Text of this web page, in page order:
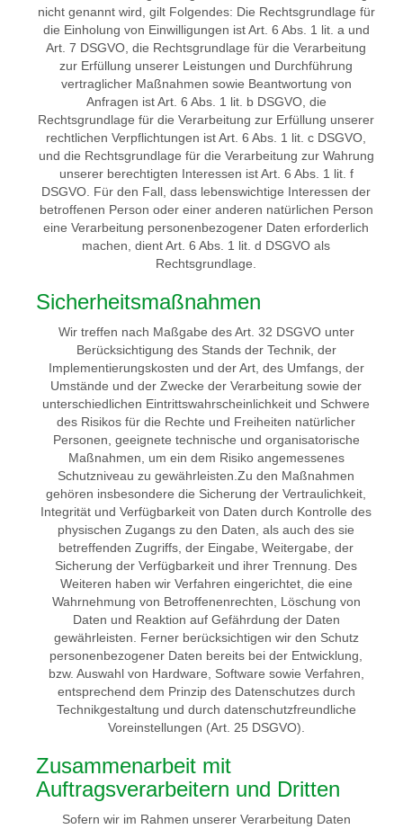
nicht genannt wird, gilt Folgendes: Die Rechtsgrundlage für
die Einholung von Einwilligungen ist Art. 6 Abs. 1 lit. a und
Art. 7 DSGVO, die Rechtsgrundlage für die Verarbeitung
zur Erfüllung unserer Leistungen und Durchführung
vertraglicher Maßnahmen sowie Beantwortung von
Anfragen ist Art. 6 Abs. 1 lit. b DSGVO, die
Rechtsgrundlage für die Verarbeitung zur Erfüllung unserer
rechtlichen Verpflichtungen ist Art. 6 Abs. 1 lit. c DSGVO,
und die Rechtsgrundlage für die Verarbeitung zur Wahrung
unserer berechtigten Interessen ist Art. 6 Abs. 1 lit. f
DSGVO. Für den Fall, dass lebenswichtige Interessen der
betroffenen Person oder einer anderen natürlichen Person
eine Verarbeitung personenbezogener Daten erforderlich
machen, dient Art. 6 Abs. 1 lit. d DSGVO als
Rechtsgrundlage.
Sicherheitsmaßnahmen
Wir treffen nach Maßgabe des Art. 32 DSGVO unter
Berücksichtigung des Stands der Technik, der
Implementierungskosten und der Art, des Umfangs, der
Umstände und der Zwecke der Verarbeitung sowie der
unterschiedlichen Eintrittswahrscheinlichkeit und Schwere
des Risikos für die Rechte und Freiheiten natürlicher
Personen, geeignete technische und organisatorische
Maßnahmen, um ein dem Risiko angemessenes
Schutzniveau zu gewährleisten.Zu den Maßnahmen
gehören insbesondere die Sicherung der Vertraulichkeit,
Integrität und Verfügbarkeit von Daten durch Kontrolle des
physischen Zugangs zu den Daten, als auch des sie
betreffenden Zugriffs, der Eingabe, Weitergabe, der
Sicherung der Verfügbarkeit und ihrer Trennung. Des
Weiteren haben wir Verfahren eingerichtet, die eine
Wahrnehmung von Betroffenenrechten, Löschung von
Daten und Reaktion auf Gefährdung der Daten
gewährleisten. Ferner berücksichtigen wir den Schutz
personenbezogener Daten bereits bei der Entwicklung,
bzw. Auswahl von Hardware, Software sowie Verfahren,
entsprechend dem Prinzip des Datenschutzes durch
Technikgestaltung und durch datenschutzfreundliche
Voreinstellungen (Art. 25 DSGVO).
Zusammenarbeit mit
Auftragsverarbeitern und Dritten
Sofern wir im Rahmen unserer Verarbeitung Daten